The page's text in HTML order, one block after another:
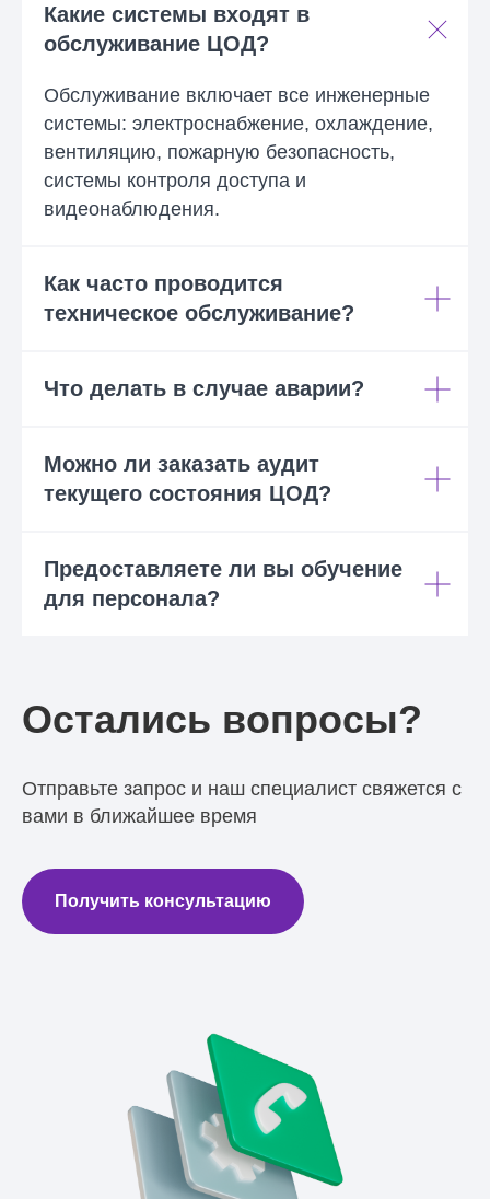
Какие системы входят в
обслуживание ЦОД?
Обслуживание включает все инженерные
системы: электроснабжение, охлаждение,
вентиляцию, пожарную безопасность,
системы контроля доступа и
видеонаблюдения.
Как часто проводится
техническое обслуживание?
Что делать в случае аварии?
Можно ли заказать аудит
текущего состояния ЦОД?
Предоставляете ли вы обучение
для персонала?
Остались вопросы?
Отправьте запрос и наш специалист свяжется с
вами в ближайшее время
Получить консультацию